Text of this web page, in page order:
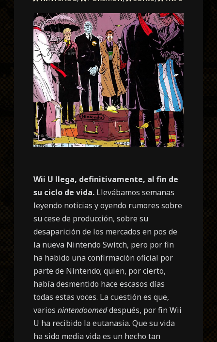
Wii U llega, definitivamente, al fin de
su ciclo de vida. Llevábamos semanas
leyendo noticias y oyendo rumores sobre
su cese de producción, sobre su
desaparición de los mercados en pos de
la nueva Nintendo Switch, pero por fin
ha habido una confirmación oficial por
parte de Nintendo; quien, por cierto,
habíadesmentido hace escasos días
todas estas voces. La cuestión es que,
variosnintendoomeddespués, por fin Wii
U ha recibido la eutanasia. Que su vida
ha sido media vida es un hecho tan